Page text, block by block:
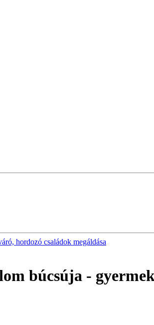
hordozó családok megáldása
búcsúja -